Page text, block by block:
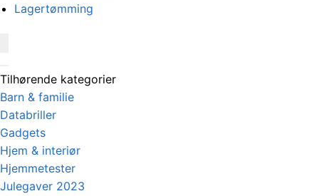
Lagertømming
Tilhørende kategorier
Barn & familie
Databriller
Gadgets
Hjem & interiør
Hjemmetester
Julegaver 2023